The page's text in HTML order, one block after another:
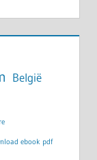
België
ebook pdf